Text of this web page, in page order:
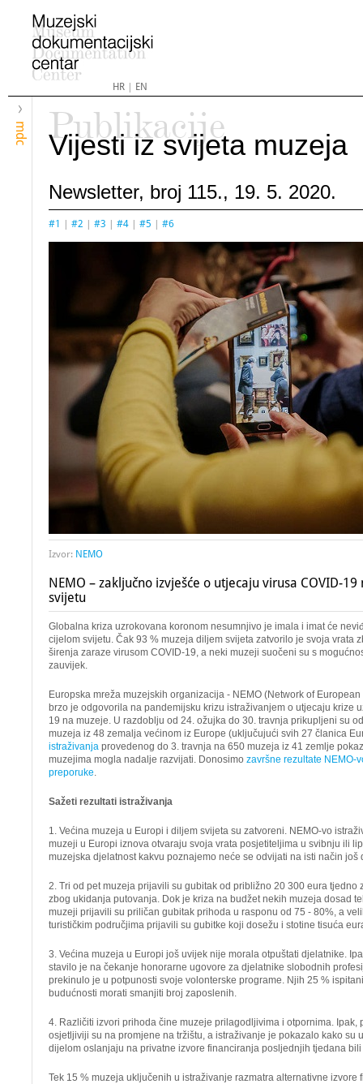
HR| EN
mdc
Publikacije
Vijesti iz svijeta muzeja
Newsletter, broj 115., 19. 5. 2020.
#1 #2 #3 #4 #5 #6
Izvor: NEMO
NEMO – zaključno izvješće o utjecaju virusa COVID-
svijetu
Globalna kriza uzrokovana koronom nesumnjivo je imala i imat će
cijelom svijetu. Čak 93 % muzeja diljem svijeta zatvorilo je svoja vrata
širenja zaraze virusom COVID-19, a neki muzeji suočeni su s
zauvijek.
Europska mreža muzejskih organizacija - NEMO (Network of
brzo je odgovorila na pandemijsku krizu istraživanjem o utjecaju krize
19 na muzeje. U razdoblju od 24. ožujka do 30. travnja prikupljeni su
muzeja iz 48 zemalja većinom iz Europe (uključujući svih 27 članica
istraživanja provedenog do 3. travnja na 650 muzeja iz 41 zemlje
muzejima mogla nadalje razvijati. Donosimo završne rezultate NEMO-
preporuke.
Sažeti rezultati istraživanja
1. Većina muzeja u Europi i diljem svijeta su zatvoreni. NEMO-vo
muzeji u Europi iznova otvaraju svoja vrata posjetiteljima u svibnju ili
muzejska djelatnost kakvu poznajemo neće se odvijati na isti način još
2. Tri od pet muzeja prijavili su gubitak od približno 20 300 eura tjedno
zbog ukidanja putovanja. Dok je kriza na budžet nekih muzeja dosad
muzeji prijavili su priličan gubitak prihoda u rasponu od 75 - 80%, a
turističkim područjima prijavili su gubitke koji dosežu i stotine tisuća
3. Većina muzeja u Europi još uvijek nije morala otpuštati djelatnike.
stavilo je na čekanje honorarne ugovore za djelatnike slobodnih
prekinulo je u potpunosti svoje volonterske programe. Njih 25 %
budućnosti morati smanjiti broj zaposlenih.
4. Različiti izvori prihoda čine muzeje prilagodljivima i otpornima. Ipak,
osjetljiviji su na promjene na tržištu, a istraživanje je pokazalo kako su
dijelom oslanjaju na privatne izvore financiranja posljednjih tjedana
Tek 15 % muzeja uključenih u istraživanje razmatra alternativne izvore